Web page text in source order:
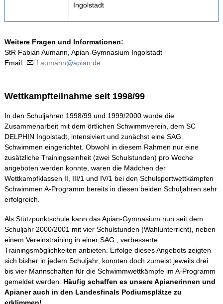
WebUntis
Impressum
Datenschutzerklärung
Sitemap
Ingolstadt
Weitere Fragen und Informationen:
StR Fabian Aumann, Apian-Gymnasium Ingolstadt
Email:
f.aumann@apian.de
Wettkampfteilnahme seit 1998/99
In den Schuljahren 1998/99 und 1999/2000 wurde die
Zusammenarbeit mit dem örtlichen Schwimmverein, dem SC
DELPHIN Ingolstadt, intensiviert und zunächst eine SAG
Schwimmen eingerichtet. Obwohl in diesem Rahmen nur eine
zusätzliche Trainingseinheit (zwei Schulstunden) pro Woche
angeboten werden konnte, waren die Mädchen der
Wettkampfklassen II, III/1 und IV/1 bei den Schulsportwettkämpfen
Schwimmen A-Programm bereits in diesen beiden Schuljahren sehr
erfolgreich.
Als Stützpunktschule kann das Apian-Gymnasium nun seit dem
Schuljahr 2000/2001 mit vier Schulstunden (Wahlunterricht), neben
einem Vereinstraining in einer SAG , verbesserte
Trainingsmöglichkeiten anbieten. Erfolge dieses Angebots zeigten
sich bisher in jedem Schuljahr, konnten doch zumeist jeweils drei
bis vier Mannschaften für die Schwimmwettkämpfe im A-Programm
gemeldet werden. Häufig schaffen es unsere Apianerinnen und
Apianer auch in den Landesfinals Podiumsplätze zu